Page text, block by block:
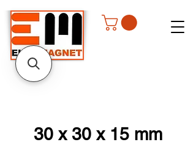
30 x 30 x 15 mm